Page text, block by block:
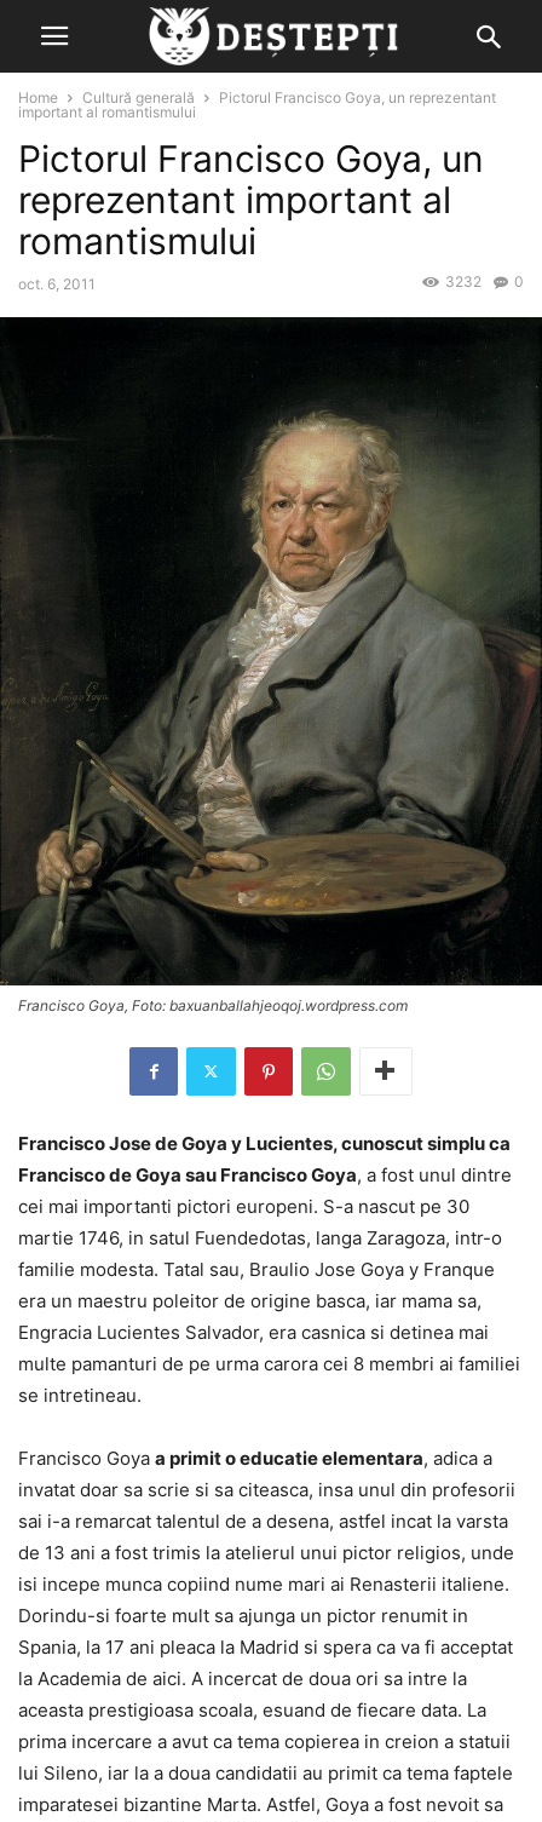
Home Cultură generală
Pictorul Francisco Goya, un reprezentant
important al romantismului
Pictorul Francisco Goya, un
reprezentant important al
romantismului
oct. 6, 2011 0
3232
Francisco Goya, Foto: baxuanballahjeoqoj.wordpress.com
Francisco Jose de Goya y Lucientes, cunoscut simplu ca
Francisco de Goya sau Francisco Goya, a fost unul dintre
cei mai importanti pictori europeni. S-a nascut pe 30
martie 1746, in satul Fuendedotas, langa Zaragoza, intr-o
familie modesta. Tatal sau, Braulio Jose Goya y Franque
era un maestru poleitor de origine basca, iar mama sa,
Engracia Lucientes Salvador, era casnica si detinea mai
multe pamanturi de pe urma carora cei 8 membri ai familiei
se intretineau.
Francisco Goya a primit o educatie elementara, adica a
invatat doar sa scrie si sa citeasca, insa unul din profesorii
sai i-a remarcat talentul de a desena, astfel incat la varsta
de 13 ani a fost trimis la atelierul unui pictor religios, unde
isi incepe munca copiind nume mari ai Renasterii italiene.
Dorindu-si foarte mult sa ajunga un pictor renumit in
Spania, la 17 ani pleaca la Madrid si spera ca va fi acceptat
la Academia de aici. A incercat de doua ori sa intre la
aceasta prestigioasa scoala, esuand de fiecare data. La
prima incercare a avut ca tema copierea in creion a statuii
lui Sileno, iar la a doua candidatii au primit ca tema faptele
imparatesei bizantine Marta. Astfel, Goya a fost nevoit sa